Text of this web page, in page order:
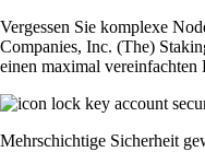
Vergessen Sie komplexe
Companies, Inc. (The)
einen maximal vereinfachten
Mehrschichtige Sicherheit